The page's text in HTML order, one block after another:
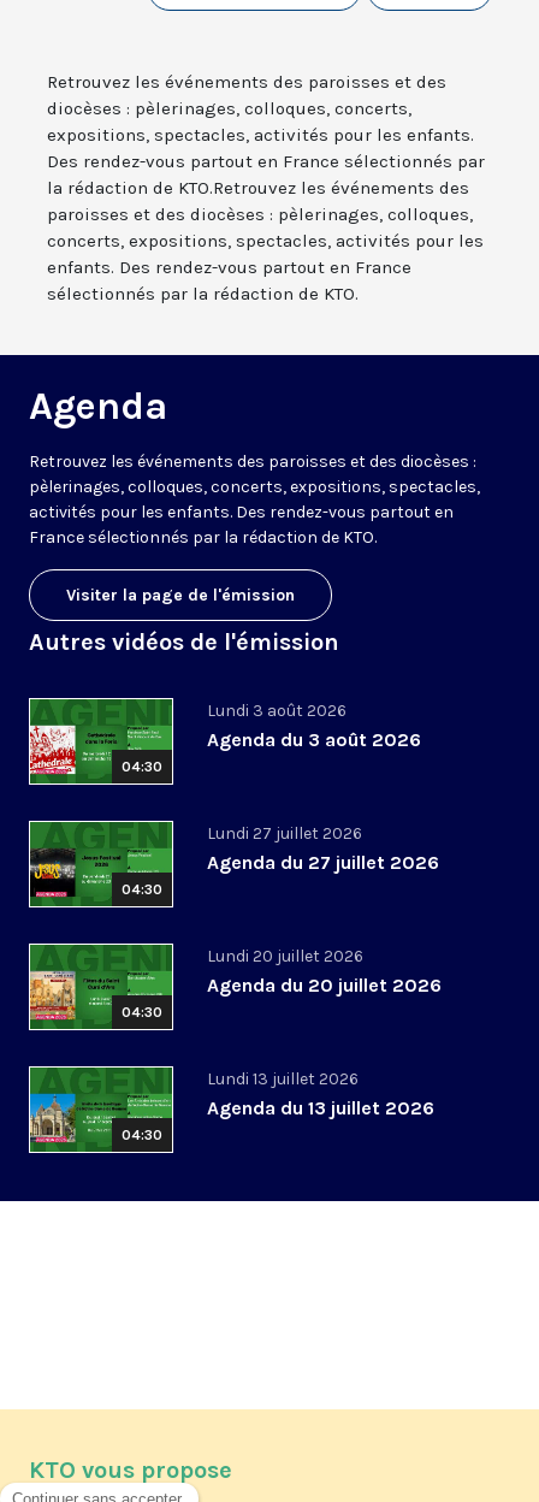
Retrouvez les événements des paroisses et des
diocèses : pèlerinages, colloques, concerts,
expositions, spectacles, activités pour les enfants.
Des rendez-vous partout en France sélectionnés par
la rédaction de KTO.Retrouvez les événements des
paroisses et des diocèses : pèlerinages, colloques,
concerts, expositions, spectacles, activités pour les
enfants. Des rendez-vous partout en France
sélectionnés par la rédaction de KTO.
Agenda
Retrouvez les événements des paroisses et des diocèses :
pèlerinages, colloques, concerts, expositions, spectacles,
activités pour les enfants. Des rendez-vous partout en
France sélectionnés par la rédaction de KTO.
Visiter la page de l'émission
Autres vidéos de l'émission
04:30
Lundi 3 août 2026
Agenda du 3 août 2026
04:30
Lundi 27 juillet 2026
Agenda du 27 juillet 2026
04:30
Lundi 20 juillet 2026
Agenda du 20 juillet 2026
04:30
Lundi 13 juillet 2026
Agenda du 13 juillet 2026
KTO vous propose